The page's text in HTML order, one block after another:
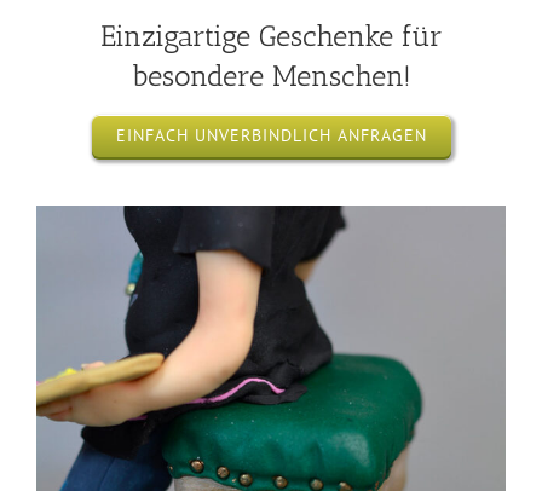
Einzigartige Geschenke für
besondere Menschen!
EINFACH UNVERBINDLICH ANFRAGEN